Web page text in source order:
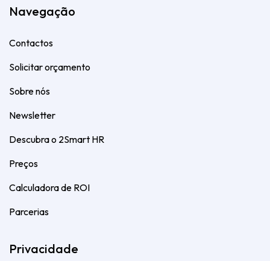
Navegação
Contactos
Solicitar orçamento
Sobre nós
Newsletter
Descubra o 2Smart HR
Preços
Calculadora de ROI
Parcerias
Privacidade